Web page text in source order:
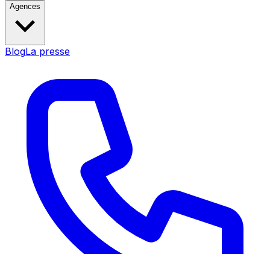
Agences
BlogLa presse